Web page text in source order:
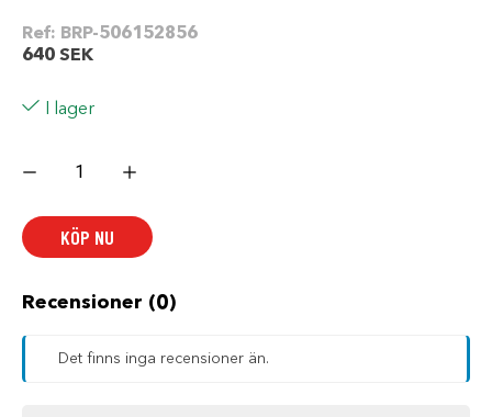
Ref: BRP-506152856
640 SEK
I lager
FILM
KÖP NU
Recensioner (0)
Det finns inga recensioner än.